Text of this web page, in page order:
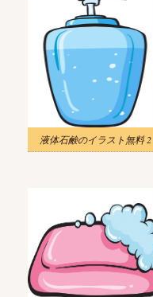
液体石鹸のイラスト無料 2